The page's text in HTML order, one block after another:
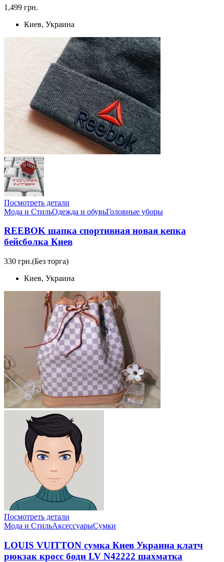
1,499 грн.
Киев, Украина
Посмотреть детали
Мода и СтильОдежда и обувьГоловные уборы
REEBOK шапка спортивная новая кепка
бейсболка Киев
330 грн.(Без торга)
Киев, Украина
Посмотреть детали
Мода и СтильАксессуарыСумки
LOUIS VUITTON сумка Киев Украина клатч
рюкзак кросс боди LV N42222 шахматка